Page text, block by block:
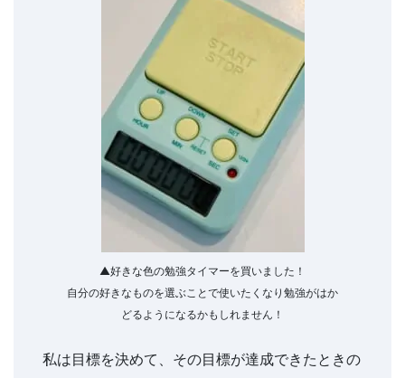
▲好きな色の勉強タイマーを買いました！
自分の好きなものを選ぶことで使いたくなり勉強がはか
どるようになるかもしれません！
私は目標を決めて、その目標が達成できたときの